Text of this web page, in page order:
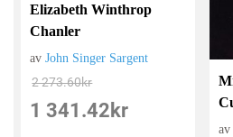
Elizabeth Winthrop
Chanler
avJohn Singer Sargent
2 273.60kr
1 341.42 kr